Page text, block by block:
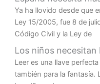
Ya ha llovido desde que
Ley 15/2005, fue 8 de
Código Civil y la Ley de
Los niños necesitan
Leer es una llave
también para la fantasía.